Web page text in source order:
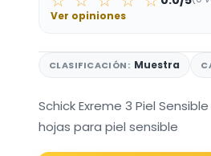
Ver opiniones
CLASIFICACIÓN: Muestra
Schick Exreme 3 Piel
hojas para piel sensible